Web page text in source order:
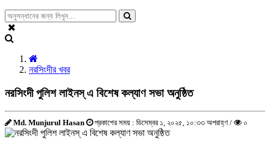
নরসিংদীর খবর
নরসিংদী পুলিশ লাইনস্ এ বিশেষ কল্যাণ সভা অনুষ্ঠিত
Md. Munjurul Hasan প্রকাশের সময় : ডিসেম্বর ১, ২০২৫, ১০:৩৩ অপরাহ্ণ / ০